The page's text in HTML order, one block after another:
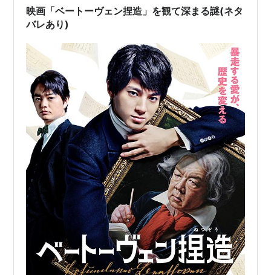
イルスの集団感染が発生し…
映画「ベートーヴェン捏造」を観て深まる謎(ネタ
バレあり)